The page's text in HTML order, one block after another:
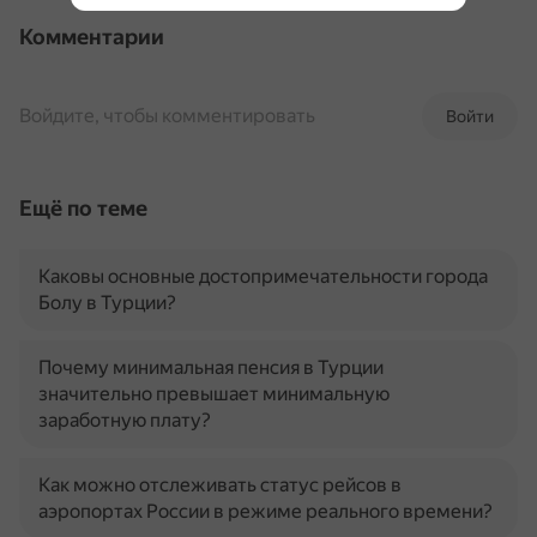
Комментарии
Войти
Войдите, чтобы комментировать
Ещё по теме
Каковы основные достопримечательности города
Болу в Турции?
Почему минимальная пенсия в Турции
значительно превышает минимальную
заработную плату?
Как можно отслеживать статус рейсов в
аэропортах России в режиме реального времени?